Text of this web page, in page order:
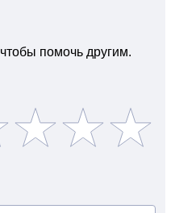
помочь другим.